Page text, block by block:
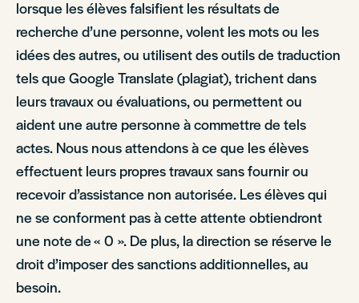
lorsque les élèves falsifient les résultats de
recherche d’une personne, volent les mots ou les
idées des autres, ou utilisent des outils de traduction
tels que Google Translate (plagiat), trichent dans
leurs travaux ou évaluations, ou permettent ou
aident une autre personne à commettre de tels
actes. Nous nous attendons à ce que les élèves
effectuent leurs propres travaux sans fournir ou
recevoir d’assistance non autorisée. Les élèves qui
ne se conforment pas à cette attente obtiendront
une note de « 0 ». De plus, la direction se réserve le
droit d’imposer des sanctions additionnelles, au
besoin.